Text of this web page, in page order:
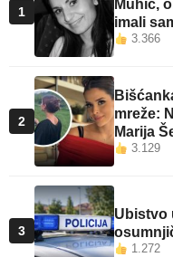
1
Muhić,
imali
3.366
2
mreže:
Marija
3.129
3
Ubistvo
1.272